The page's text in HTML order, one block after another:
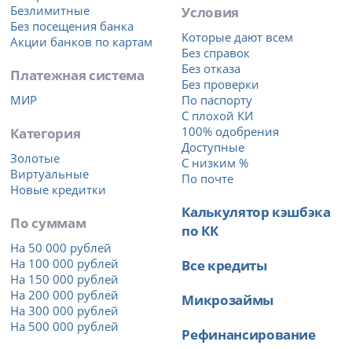
Безлимитные
Без посещения банка
Акции банков по картам
Платежная система
МИР
Категория
Золотые
Виртуальные
Новые кредитки
По суммам
На 50 000 рублей
На 100 000 рублей
На 150 000 рублей
На 200 000 рублей
На 300 000 рублей
На 500 000 рублей
Условия
Которые дают всем
Без справок
Без отказа
Без проверки
По паспорту
С плохой КИ
100% одобрения
Доступные
С низким %
По почте
Калькулятор кэшбэка
по КК
Все кредиты
Микрозаймы
Рефинансирование